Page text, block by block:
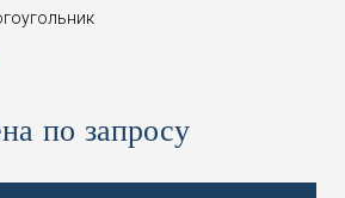
по запросу